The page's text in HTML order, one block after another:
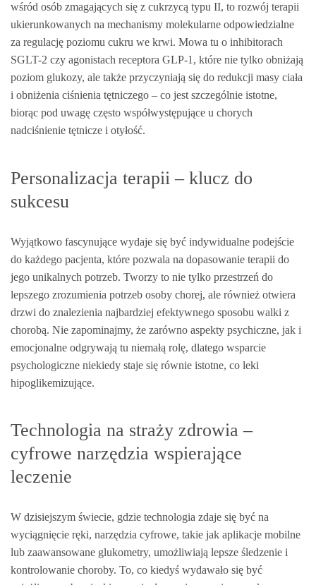
wśród osób zmagających się z cukrzycą typu II, to rozwój terapii
ukierunkowanych na mechanismy molekularne odpowiedzialne
za regulację poziomu cukru we krwi. Mowa tu o inhibitorach
SGLT-2 czy agonistach receptora GLP-1, które nie tylko obniżają
poziom glukozy, ale także przyczyniają się do redukcji masy ciała
i obniżenia ciśnienia tętniczego – co jest szczególnie istotne,
biorąc pod uwagę często współwystępujące u chorych
nadciśnienie tętnicze i otyłość.
Personalizacja terapii – klucz do
sukcesu
Wyjątkowo fascynujące wydaje się być indywidualne podejście
do każdego pacjenta, które pozwala na dopasowanie terapii do
jego unikalnych potrzeb. Tworzy to nie tylko przestrzeń do
lepszego zrozumienia potrzeb osoby chorej, ale również otwiera
drzwi do znalezienia najbardziej efektywnego sposobu walki z
chorobą. Nie zapominajmy, że zarówno aspekty psychiczne, jak i
emocjonalne odgrywają tu niemałą rolę, dlatego wsparcie
psychologiczne niekiedy staje się równie istotne, co leki
hipoglikemizujące.
Technologia na straży zdrowia –
cyfrowe narzędzia wspierające
leczenie
W dzisiejszym świecie, gdzie technologia zdaje się być na
wyciągnięcie ręki, narzędzia cyfrowe, takie jak aplikacje mobilne
lub zaawansowane glukometry, umożliwiają lepsze śledzenie i
kontrolowanie choroby. To, co kiedyś wydawało się być